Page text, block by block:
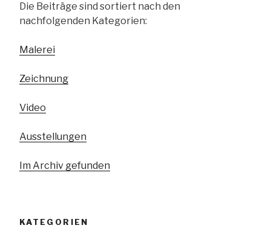
Die Beiträge sind sortiert nach den
nachfolgenden Kategorien:
Malerei
Zeichnung
Video
Ausstellungen
Im Archiv gefunden
KATEGORIEN